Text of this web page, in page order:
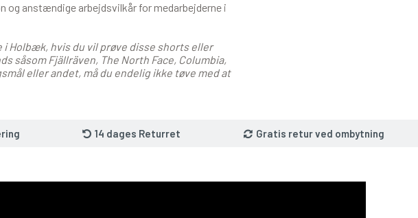
og anstændige arbejdsvilkår for medarbejderne i
Holbæk, hvis du vil prøve disse shorts eller
såsom Fjällräven, The North Face, Columbia,
eller andet, må du endelig ikke tøve med at
14 dages Returret Gratis retur ved ombytning